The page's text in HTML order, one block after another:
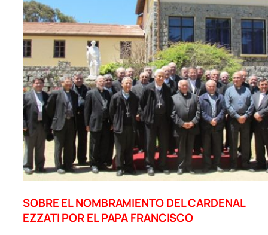
SOBRE EL NOMBRAMIENTO DEL CARDENAL
EZZATI POR EL PAPA FRANCISCO